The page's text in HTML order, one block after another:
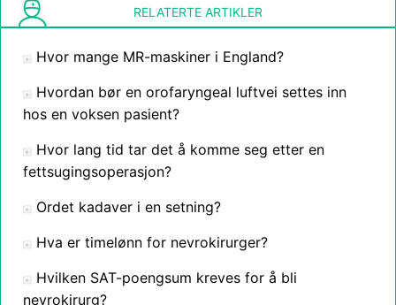
RELATERTE ARTIKLER
Hvor mange MR-maskiner i England?
Hvordan bør en orofaryngeal luftvei settes inn
hos en voksen pasient?
Hvor lang tid tar det å komme seg etter en
fettsugingsoperasjon?
Ordet kadaver i en setning?
Hva er timelønn for nevrokirurger?
Hvilken SAT-poengsum kreves for å bli
nevrokirurg?